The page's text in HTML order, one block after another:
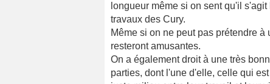
longueur même si on sent qu'il
travaux des Cury.
Même si on ne peut pas prétendre
resteront amusantes.
On a également droit à une très
parties, dont l'une d'elle, celle qui